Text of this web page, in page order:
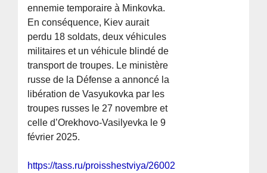
ennemie temporaire à Minkovka.
En conséquence, Kiev aurait
perdu 18 soldats, deux véhicules
militaires et un véhicule blindé de
transport de troupes. Le ministère
russe de la Défense a annoncé la
libération de Vasyukovka par les
troupes russes le 27 novembre et
celle d’Orekhovo-Vasilyevka le 9
février 2025.
https://tass.ru/proisshestviya/26002585